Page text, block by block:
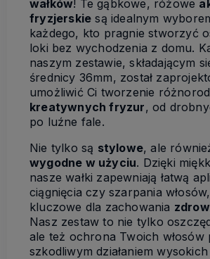
wałków! Te gąbkowe, różowe
fryzjerskie są idealnym
każdego, kto pragnie stworzyć
loki bez wychodzenia z domu.
naszym zestawie, składającym
średnicy 36mm, został
umożliwić Ci tworzenie
kreatywnych fryzur, od
po luźne fale.
Nie tylko są stylowe, ale
wygodne w użyciu. Dzięki
nasze wałki zapewniają łatwą
ciągnięcia czy szarpania
kluczowe dla zachowania
Nasz zestaw to nie tylko
ale też ochrona Twoich włosów
szkodliwym działaniem